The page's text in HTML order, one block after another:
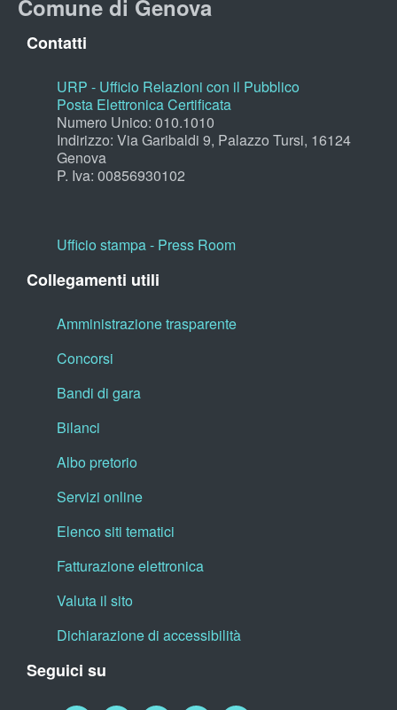
Comune di Genova
Contatti
URP - Ufficio Relazioni con il Pubblico
Posta Elettronica Certificata
Numero Unico: 010.1010
Indirizzo: Via Garibaldi 9, Palazzo Tursi, 16124
Genova
P. Iva: 00856930102
Ufficio stampa - Press Room
Collegamenti utili
Amministrazione trasparente
Concorsi
Bandi di gara
Bilanci
Albo pretorio
Servizi online
Elenco siti tematici
Fatturazione elettronica
Valuta il sito
Dichiarazione di accessibilità
Seguici su